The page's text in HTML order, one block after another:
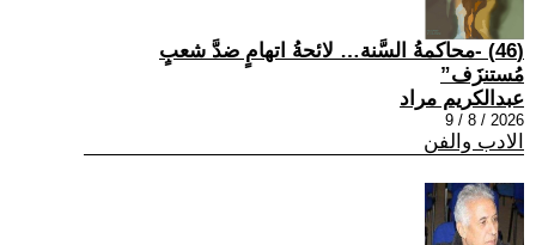
(46) -محاكمةُ السَّنة… لائحةُ اتهامٍ ضدَّ شعبٍ
مُستنزَف”
عبدالكريم مراد
2026 / 8 / 9
الادب والفن